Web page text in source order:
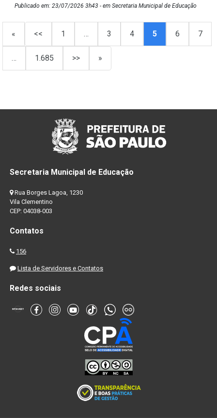
Publicado em: 23/07/2026 3h43 - em Secretaria Municipal de Educação
« << 1 … 3 4 5 6 7
… 1.685 >> »
Secretaria Municipal de Educação
Rua Borges Lagoa, 1230
Vila Clementino
CEP: 04038-003
Contatos
156
Lista de Servidores e Contatos
Redes sociais